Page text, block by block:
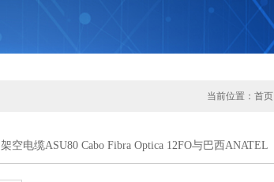
当前位置： 首页
架空电缆ASU80 Cabo Fibra Optica 12FO与巴西ANATEL